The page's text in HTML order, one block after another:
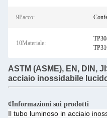
9Pacco:
10Materiale:
ASTM (ASME), EN, DIN,
acciaio inossidabile
¢Informazioni sui prodotti
Il tubo luminoso in acciaio